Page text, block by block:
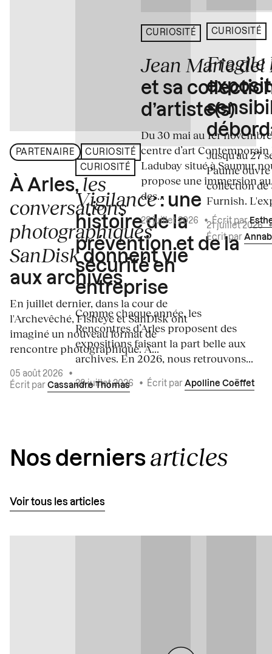
PARTENAIRE CURIOSITÉ
À Arles, les
conversations
photographiques
SanDiskdonnent vie
aux archives
En juillet dernier, dans la cour de
l'Archevêché, Fisheye et SanDisk ont
imaginé un nouveau format de
rencontre photographique. À...
05 août 2026
•
Écrit par Cassandre Thomas
CURIOSITÉ
Vigilance: une
histoire de la
prévention et de la
sécurité en
entreprise
Comme chaque année, les
Rencontres d’Arles proposent des
expositions faisant la part belle aux
archives. En 2026, nous retrouvons...
29 juillet 2026 • Écrit par Apolline Coëffet
CURIOSITÉ
Jean Marie del
et sa
d’artiste(s)
Du 30 mai au 1er
centre d’art Contemporain
Ladubay situé à Saumur
propose une immersion
des...
28 juillet 2026 •Écrit par
CURIOSITÉ
Fragile
Jusqu'au 27
Paume
collection de
Furnish.
21 juillet 2026
Écrit par
Nos derniers articles
Voir tous les articles